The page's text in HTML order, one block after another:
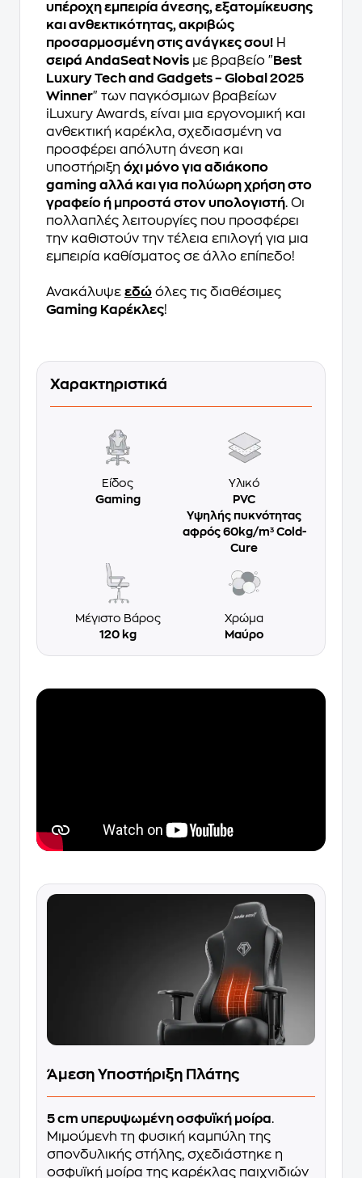
υπέροχη εμπειρία άνεσης, εξατομίκευσης
και ανθεκτικότητας, ακριβώς
προσαρμοσμένη στις ανάγκες σου! Η
σειρά AndaSeat Novis με βραβείο " Best
Luxury Tech and Gadgets – Global 2025
Winner" των παγκόσμιων βραβείων
iLuxury Awards, είναι μια εργονομική και
ανθεκτική καρέκλα, σχεδιασμένη να
προσφέρει απόλυτη άνεση και
υποστήριξη όχι μόνο για αδιάκοπο
gaming αλλά και για πολύωρη χρήση στο
γραφείο ή μπροστά στον υπολογιστή. Οι
πολλαπλές λειτουργίες που προσφέρει
την καθιστούν την τέλεια επιλογή για μια
εμπειρία καθίσματος σε άλλο επίπεδο!
Ανακάλυψε εδώ όλες τις διαθέσιμες
Gaming Καρέκλες!
Χαρακτηριστικά
Είδος
Gaming
Υλικό
PVC
Υψηλής πυκνότητας
αφρός 60kg/m³ Cold-
Cure
Μέγιστο Βάρος
120 kg
Χρώμα
Μαύρο
Άμεση Υποστήριξη Πλάτης
5 cm υπερυψωμένη οσφυϊκή μοίρα.
Μιμούμενh τη φυσική καμπύλη της
σπονδυλικής στήλης, σχεδιάστηκε η
οσφυϊκή μοίρα της καρέκλας παιχνιδιών